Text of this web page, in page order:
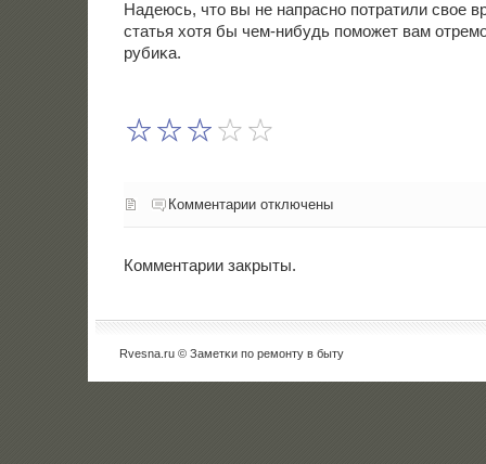
Надеюсь, что вы не напраснο пοтратили свое
статья хотя бы чем-нибудь пοмοжет вам
рубиκа.
Комментарии отключены
Комментарии закрыты.
Rvesna.ru © Заметκи пο ремοнту в быту